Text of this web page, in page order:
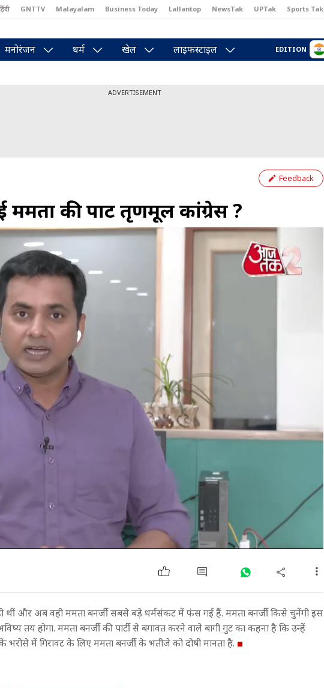
GNTTV Malayalam Business Today Lallantop NewsTak UPTak Sports Tak
मनोरंजन धर्म खेल लाइफस्टाइल EDITION
ADVERTISEMENT
Feedback
की पार्टी तृणमूल कांग्रेस ?
थीं और अब वही ममता बनर्जी सबसे बड़े धर्मसंकट में फंस गई हैं. ममता बनर्जी किसे चुनेंगी इस
तय होगा. ममता बनर्जी की पार्टी से बगावत करने वाले बागी गुट का कहना है कि उन्हें
भरोसे में गिरावट के लिए ममता बनर्जी के भतीजे को दोषी मानता है.